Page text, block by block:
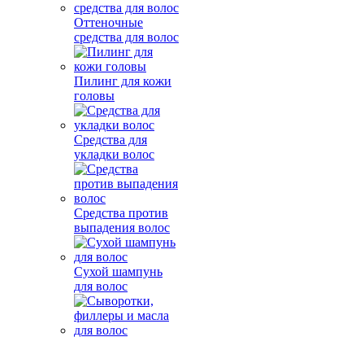
Оттеночные
средства для волос
Пилинг для кожи
головы
Средства для
укладки волос
Средства против
выпадения волос
Сухой шампунь
для волос